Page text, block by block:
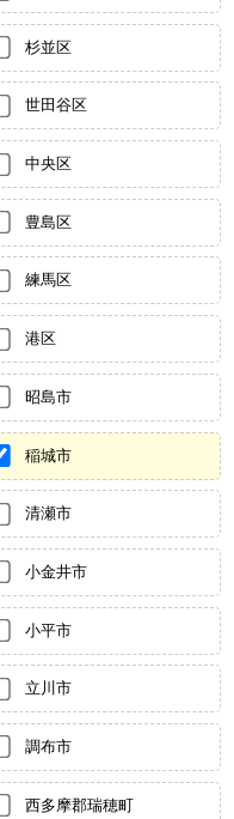
杉並区
世田谷区
中央区
豊島区
練馬区
港区
昭島市
稲城市
清瀬市
小金井市
小平市
立川市
調布市
西多摩郡瑞穂町